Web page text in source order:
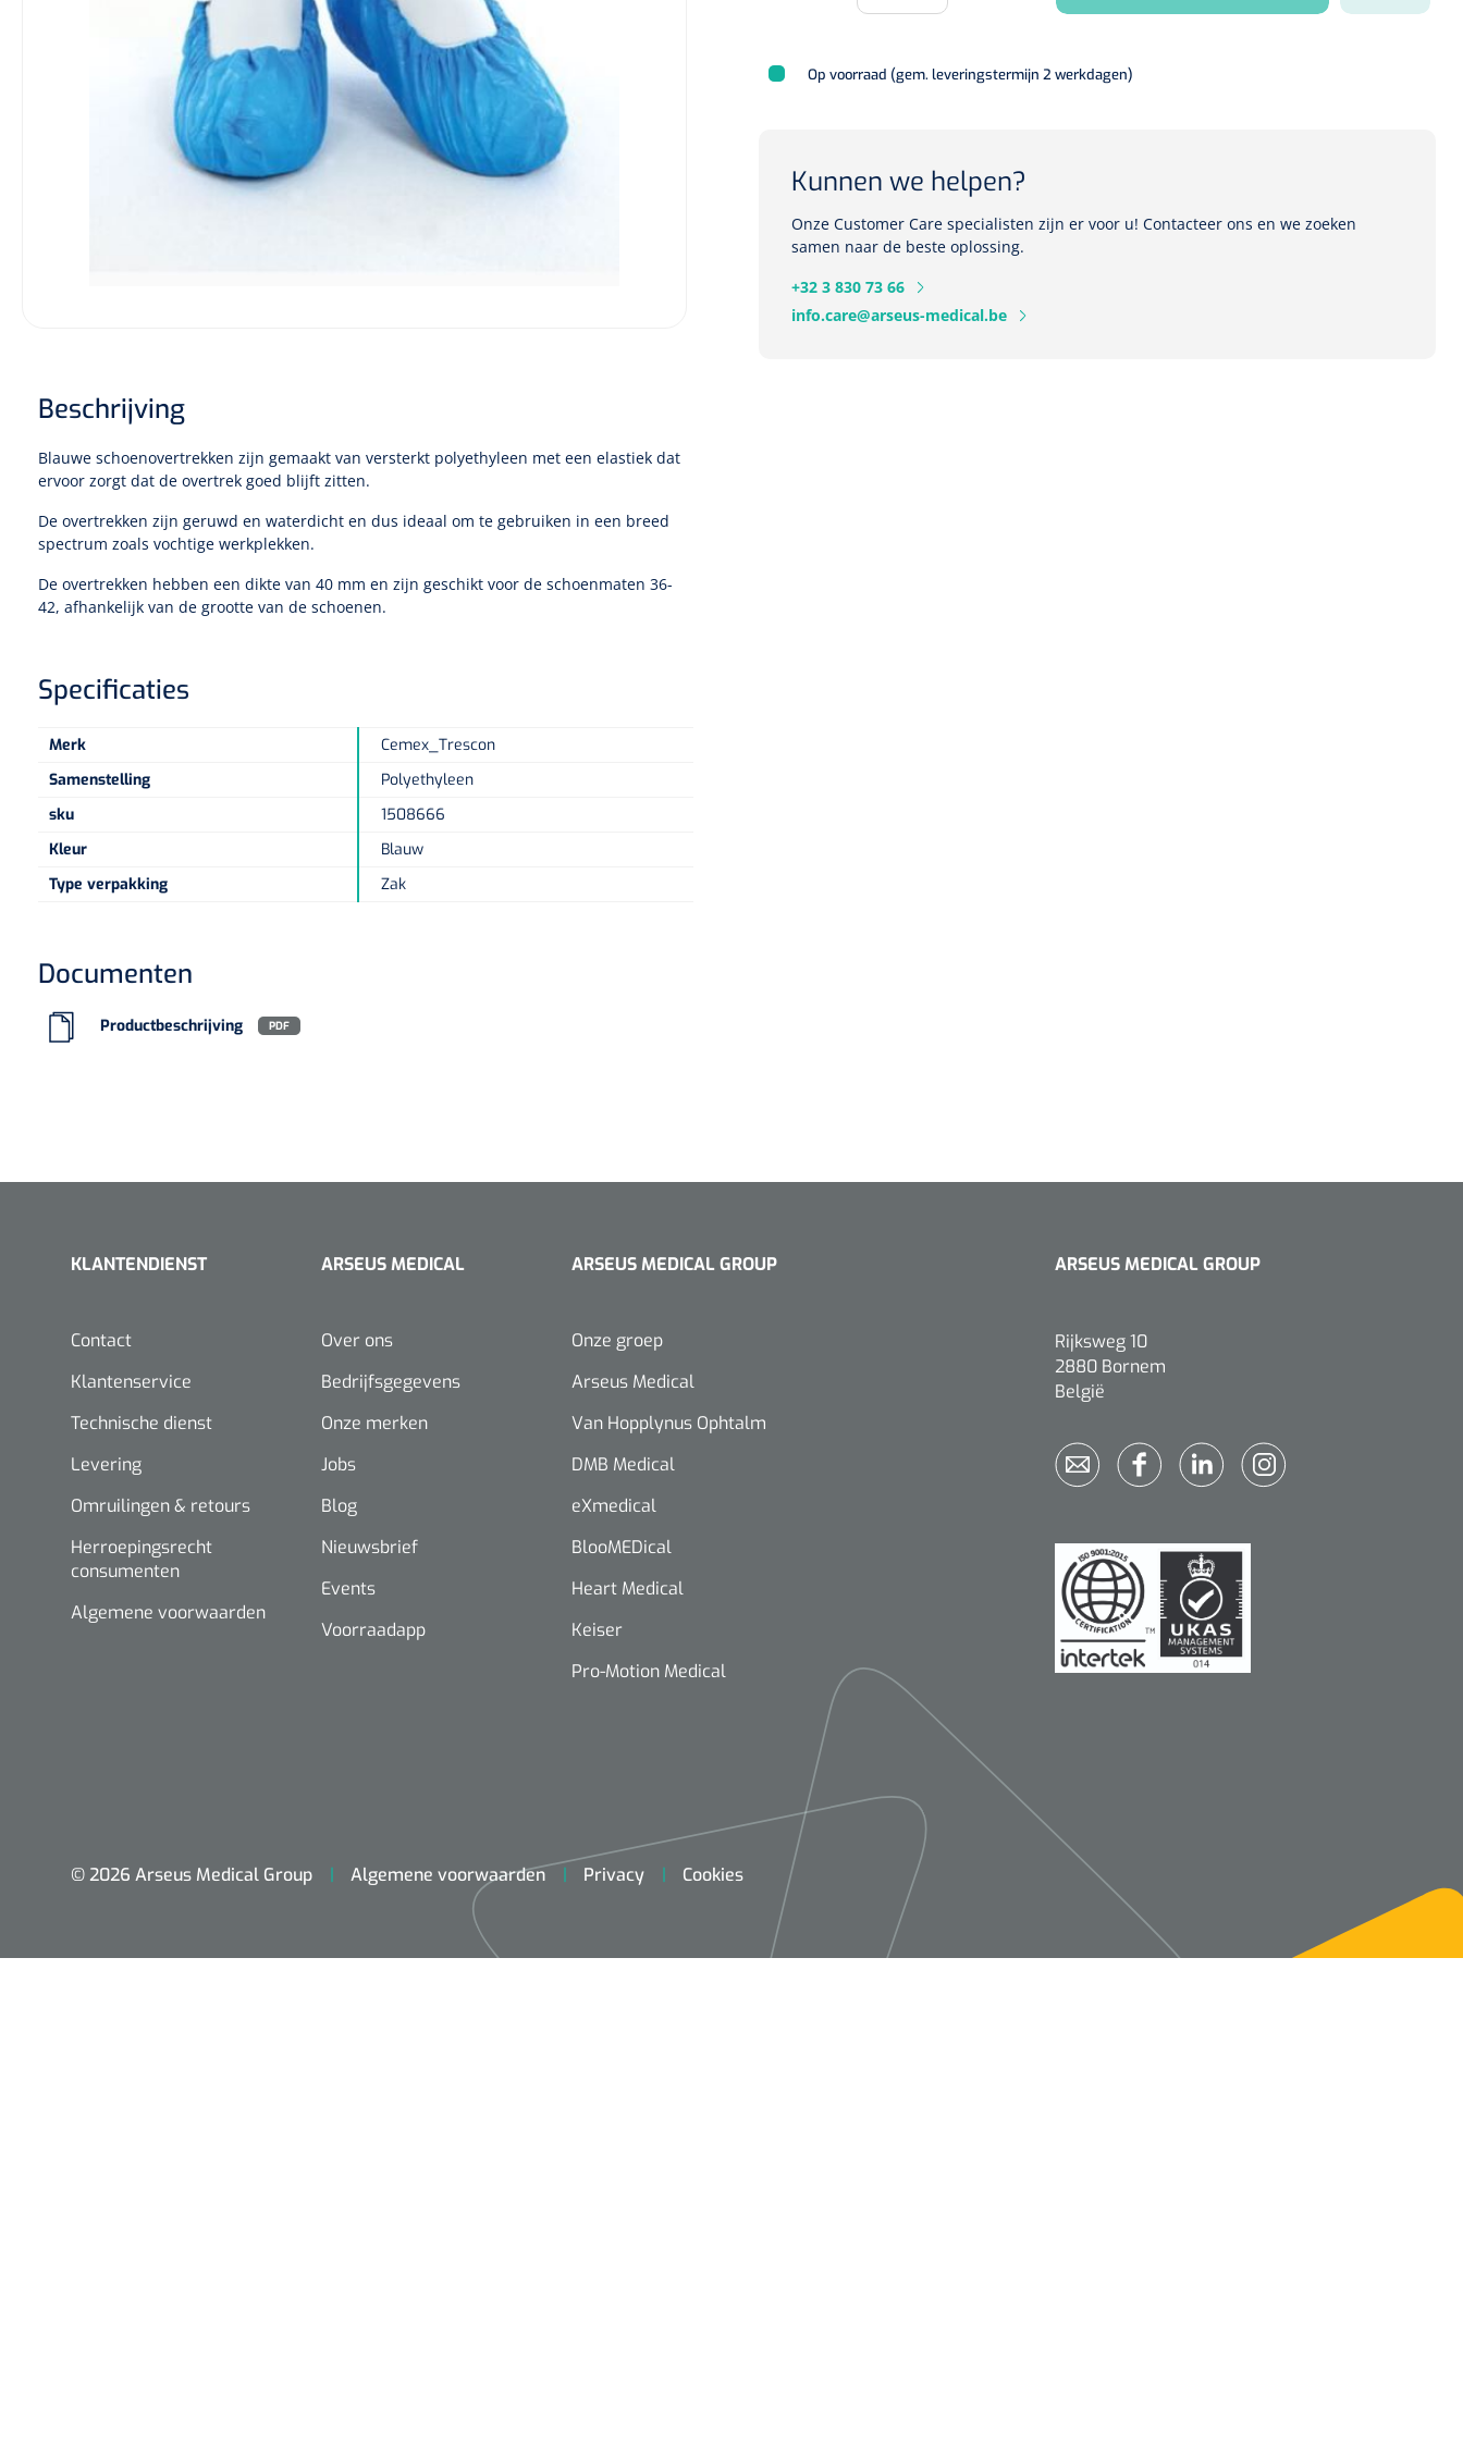
Incontinentiezorg
Injectiemateriaal
Infrastructuur
Instrumenten
Monitoring
Beschrijving
Blauwe schoenovertrekken zijn gemaakt van versterkt polyethyleen met een elastiek dat
ervoor zorgt dat de overtrek goed blijft zitten.
De overtrekken zijn geruwd en waterdicht en dus ideaal om te gebruiken in een breed
spectrum zoals vochtige werkplekken.
De overtrekken hebben een dikte van 40 mm en zijn geschikt voor de schoenmaten 36-
42, afhankelijk van de grootte van de schoenen.
Specificaties
Merk
Cemex_Trescon
Samenstelling
Polyethyleen
sku
1508666
Kleur
Blauw
Type verpakking
Zak
Documenten
Productbeschrijving PDF
Op voorraad (gem. leveringstermijn 2 werkdagen)
Kunnen we helpen?
Onze Customer Care specialisten zijn er voor u! Contacteer ons en we zoeken
samen naar de beste oplossing.
+32 3 830 73 66
info.care@arseus-medical.be
KLANTENDIENST
Contact
Klantenservice
Technische dienst
Levering
Omruilingen & retours
Herroepingsrecht
consumenten
Algemene voorwaarden
ARSEUS MEDICAL
Over ons
Bedrijfsgegevens
Onze merken
Jobs
Blog
Nieuwsbrief
Events
Voorraadapp
ARSEUS MEDICAL GROUP
Onze groep
Arseus Medical
Van Hopplynus Ophtalm
DMB Medical
eXmedical
BlooMEDical
Heart Medical
Keiser
Pro-Motion Medical
ARSEUS MEDICAL GROUP
Rijksweg 10
2880 Bornem
België
© 2026 Arseus Medical Group Algemene voorwaarden Privacy Cookies